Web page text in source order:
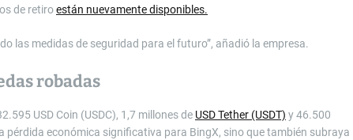
de retiroestán nuevamente disponibles.
las medidas de seguridad para el futuro”, añadió la empresa.
robadas
USD Coin (USDC), 1,7 millones de USD Tether (USDT) y 46.500
económica significativa para BingX, sino que también subraya